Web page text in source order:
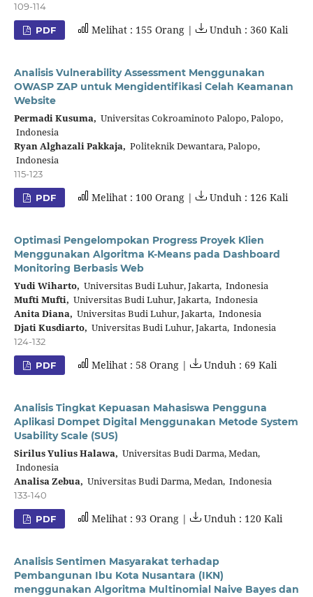
109-114
PDF Melihat : 155 Orang | Unduh : 360 Kali
Analisis Vulnerability Assessment Menggunakan
OWASP ZAP untuk Mengidentifikasi Celah Keamanan
Website
Permadi Kusuma, Universitas Cokroaminoto Palopo, Palopo,
Indonesia
Ryan Alghazali Pakkaja, Politeknik Dewantara, Palopo,
Indonesia
115-123
PDF Melihat : 100 Orang | Unduh : 126 Kali
Optimasi Pengelompokan Progress Proyek Klien
Menggunakan Algoritma K-Means pada Dashboard
Monitoring Berbasis Web
Yudi Wiharto, Universitas Budi Luhur, Jakarta, Indonesia
Mufti Mufti, Universitas Budi Luhur, Jakarta, Indonesia
Anita Diana, Universitas Budi Luhur, Jakarta, Indonesia
Djati Kusdiarto, Universitas Budi Luhur, Jakarta, Indonesia
124-132
PDF Melihat : 58 Orang | Unduh : 69 Kali
Analisis Tingkat Kepuasan Mahasiswa Pengguna
Aplikasi Dompet Digital Menggunakan Metode System
Usability Scale (SUS)
Sirilus Yulius Halawa, Universitas Budi Darma, Medan,
Indonesia
Analisa Zebua, Universitas Budi Darma, Medan, Indonesia
133-140
PDF Melihat : 93 Orang | Unduh : 120 Kali
Analisis Sentimen Masyarakat terhadap
Pembangunan Ibu Kota Nusantara (IKN)
menggunakan Algoritma Multinomial Naive Bayes dan